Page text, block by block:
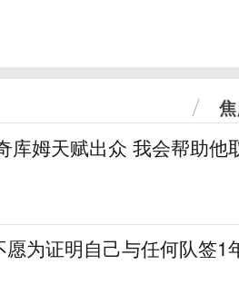
库姆天赋出众 我会帮助他
为证明自己与任何队签1